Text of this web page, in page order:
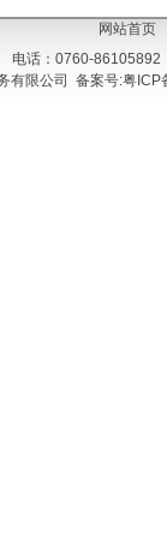
网站首页
电话：0760-
有限公司 备案号:粤